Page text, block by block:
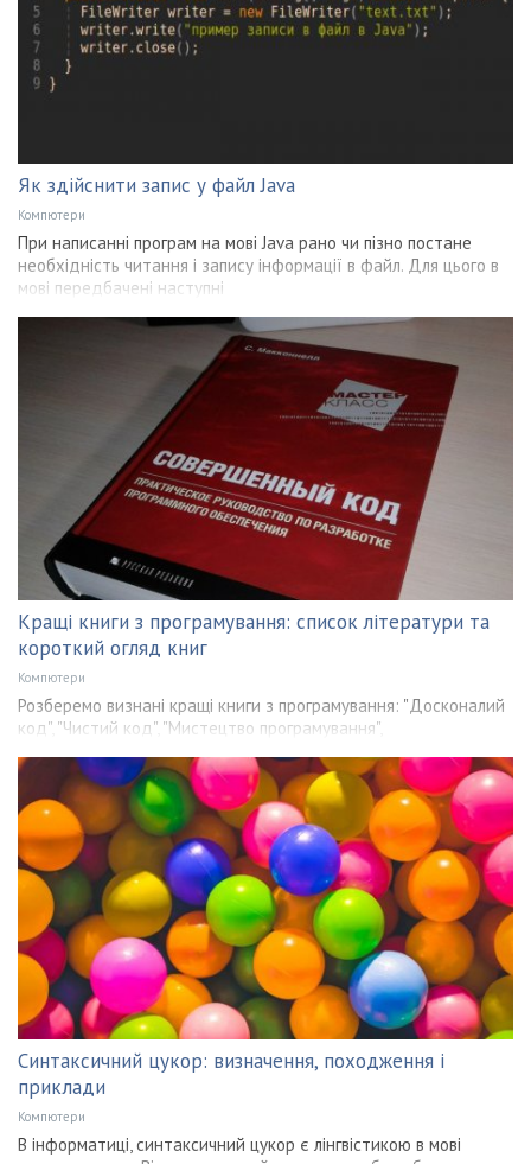
Як здійснити запис у файл Java
Компютери
При написанні програм на мові Java рано чи пізно постане
необхідність читання і запису інформації в файл. Для цього в
мові передбачені наступні
Кращі книги з програмування: список літератури та
короткий огляд книг
Компютери
Розберемо визнані кращі книги з програмування: "Досконалий
код", "Чистий код", "Мистецтво програмування",
Синтаксичний цукор: визначення, походження і
приклади
Компютери
В інформатиці, синтаксичний цукор є лінгвістикою в мові